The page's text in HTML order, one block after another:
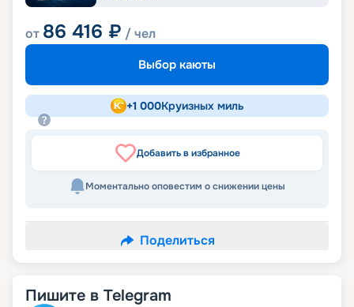
от 86 416 ₽ / чел
Выбор каюты
+1 000Круизных миль
Добавить в избранное
Моментально оповестим о снижении цены
Поделиться
Пишите в Telegram